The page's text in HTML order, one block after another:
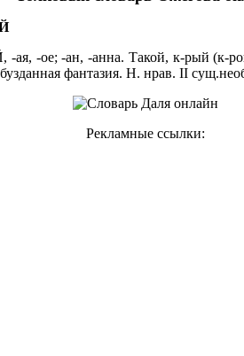
-ое; -ан, -анна. Такой, к-рый (к-
фантазия. Н. нрав. II
Рекламные ссылки: